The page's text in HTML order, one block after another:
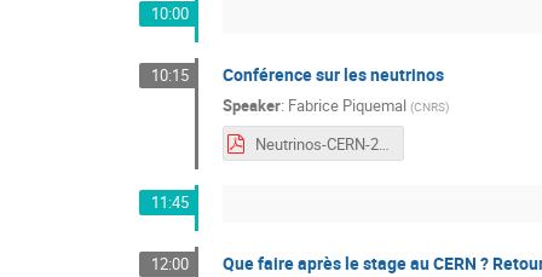
10:00
10:15 Conférence sur les neutrinos
Speaker: Fabrice Piquemal (CNRS)
Neutrinos-CERN-2024-pdf.pdf
11:45
12:00 Que faire après le stage au CERN ?